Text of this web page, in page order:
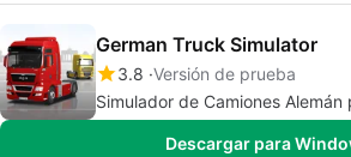
German Truck Simulator
3.8 Versión de prueba
Simulador de Camiones Alemán
Descargar para